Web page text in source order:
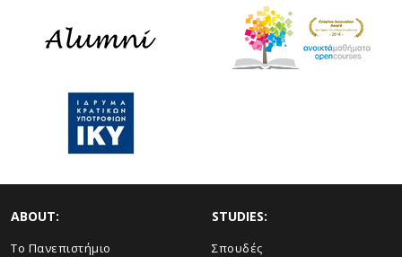
ABOUT:
Το Πανεπιστήμιο
STUDIES:
Σπουδές